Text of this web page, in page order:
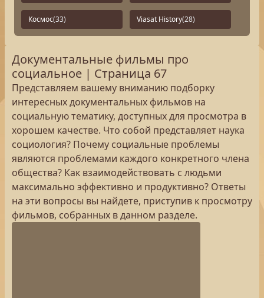
Космос(33) Viasat History(28)
Документальные фильмы про
социальное | Страница 67
Представляем вашему вниманию подборку
интересных документальных фильмов на
социальную тематику, доступных для просмотра в
хорошем качестве. Что собой представляет наука
социология? Почему социальные проблемы
являются проблемами каждого конкретного члена
общества? Как взаимодействовать с людьми
максимально эффективно и продуктивно? Ответы
на эти вопросы вы найдете, приступив к просмотру
фильмов, собранных в данном разделе.